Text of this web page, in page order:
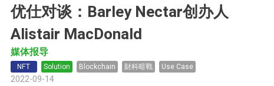
优仕对谈：Barley Nectar创办人
Alistair MacDonald
媒体报导
2022-09-14
NFT Solution Blockchain 財科暗戰 Use Case